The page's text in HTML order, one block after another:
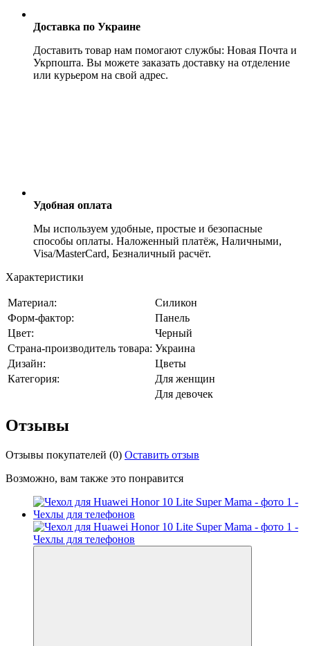
Доставка по Украине
Доставить товар нам помогают службы: Новая Почта и
Укрпошта. Вы можете заказать доставку на отделение
или курьером на свой адрес.
Удобная оплата
Мы используем удобные, простые и безопасные
способы оплаты. Наложенный платёж, Наличными,
Visa/MasterCard, Безналичный расчёт.
Характеристики
Материал:
Силикон
Форм-фактор:
Панель
Цвет:
Черный
Страна-производитель товара: Украина
Дизайн:
Цветы
Категория:
Для женщин
Для девочек
Отзывы
Отзывы покупателей (0) Оставить отзыв
Возможно, вам также это понравится